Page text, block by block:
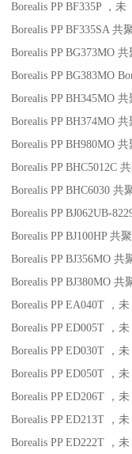
Borealis PP BF335P
，未
Borealis PP BF335SA 共
Borealis PP BG373MO 共
Borealis PP BG383MO
Borealis PP BH345MO 共
Borealis PP BH374MO 共
Borealis PP BH980MO 共
Borealis PP BHC5012C
Borealis PP BHC6030 共
Borealis PP BJ062UB-
Borealis PP BJ100HP 共
Borealis PP BJ356MO 共
Borealis PP BJ380MO 共
Borealis PP EA040T
，未
Borealis PP ED005T
，未
Borealis PP ED030T
，未
Borealis PP ED050T
，未
Borealis PP ED206T
，未
Borealis PP ED213T
，未
Borealis PP ED222T
，未